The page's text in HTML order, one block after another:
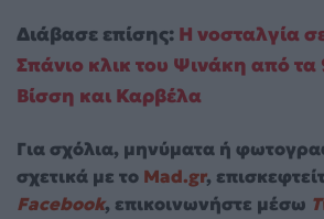
Διάβασε επίσης: Η νοσταλγία
Σπάνιο κλικ του Ψινάκη από
Βίσση και Καρβέλα
Για σχόλια, μηνύματα ή
σχετικά με το Mad.gr,
Facebook, επικοινωνήστε μέσω